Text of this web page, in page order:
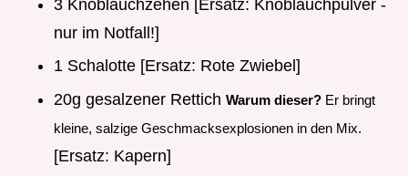
3 Knoblauchzehen [Ersatz: Knoblauchpulver -
nur im Notfall!]
1 Schalotte [Ersatz: Rote Zwiebel]
20g gesalzener Rettich Warum dieser? Er bringt
kleine, salzige Geschmacksexplosionen in den Mix.
[Ersatz: Kapern]